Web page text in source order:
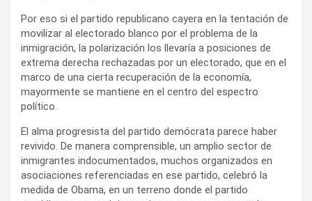
Por eso si el partido republicano cayera en la tentación de
movilizar al electorado blanco por el problema de la
inmigración, la polarización los llevaría a posiciones de
extrema derecha rechazadas por un electorado, que en el
marco de una cierta recuperación de la economía,
mayormente se mantiene en el centro del espectro
político.
El alma progresista del partido demócrata parece haber
revivido. De manera comprensible, un amplio sector de
inmigrantes indocumentados, muchos organizados en
asociaciones referenciadas en ese partido, celebró la
medida de Obama, en un terreno donde el partido